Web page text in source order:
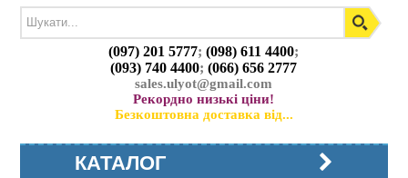
(097) 201 5777;(098) 611 4400;
(093) 740 4400;(066) 656 2777
sales.ulyot@gmail.com
Рекордно низькі ціни!
Безкоштовна доставка від...
КАТАЛОГ